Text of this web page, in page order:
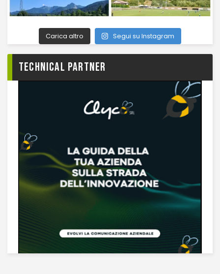
Carica altro Segui su Instagram
TECHNICAL PARTNER